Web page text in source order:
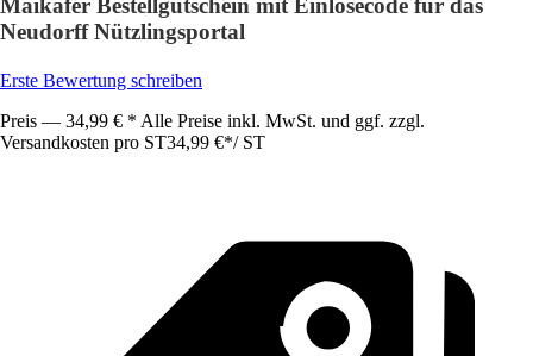
Maikäfer Bestellgutschein mit Einlösecode für das
Neudorff Nützlingsportal
Erste Bewertung schreiben
Preis — 34,99 € * Alle Preise inkl. MwSt. und ggf. zzgl.
Versandkosten pro ST34,99 €*/ ST